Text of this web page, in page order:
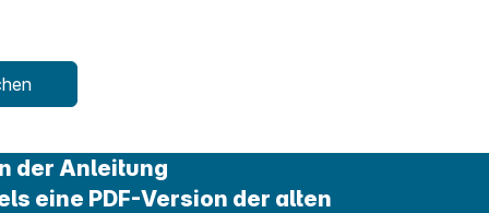
der Anleitung
eine PDF-Version der alten